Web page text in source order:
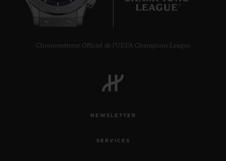
Chronométreur Officiel de l'UEFA Champions League
NEWSLETTER
SERVICES